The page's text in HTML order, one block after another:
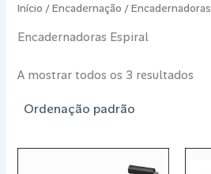
Início /Encadernação /Encadernadoras
Encadernadoras Espiral
A mostrar todos os 3 resultados